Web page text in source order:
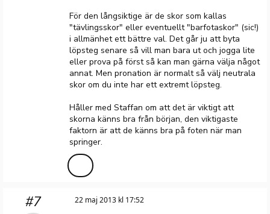
För den långsiktige är de skor som kallas
"tävlingsskor" eller eventuellt "barfotaskor" (sic!)
i allmänhet ett bättre val. Det går ju att byta
löpsteg senare så vill man bara ut och jogga lite
eller prova på först så kan man gärna välja något
annat. Men pronation är normalt så välj neutrala
skor om du inte har ett extremt löpsteg.
Håller med Staffan om att det är viktigt att
skorna känns bra från början, den viktigaste
faktorn är att de känns bra på foten när man
springer.
#7 22 maj 2013 kl 17:52